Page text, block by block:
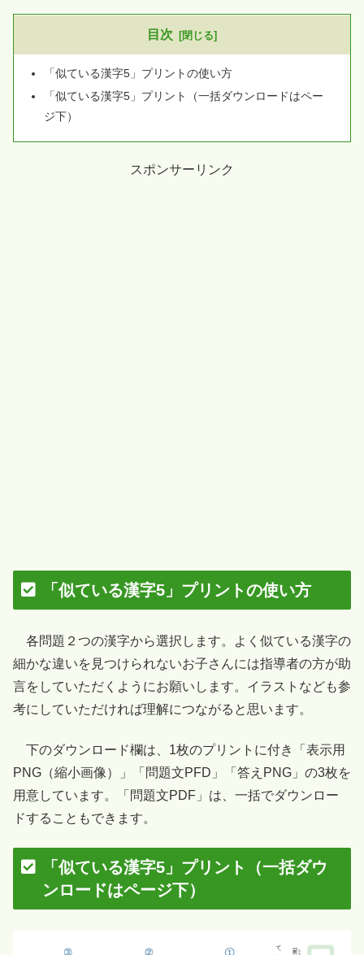
目次
「似ている漢字5」プリントの使い方
「似ている漢字5」プリント（一括ダウンロードはペー
ジ下）
スポンサーリンク
「似ている漢字5」プリントの使い方
各問題２つの漢字から選択します。よく似ている漢字の
細かな違いを見つけられないお子さんには指導者の方が助
言をしていただくようにお願いします。イラストなども参
考にしていただければ理解につながると思います。
下のダウンロード欄は、1枚のプリントに付き「表示用
PNG（縮小画像）」「問題文PFD」「答えPNG」の3枚を
用意しています。「問題文PDF」は、一括でダウンロー
ドすることもできます。
「似ている漢字5」プリント（一括ダウ
ンロードはページ下）